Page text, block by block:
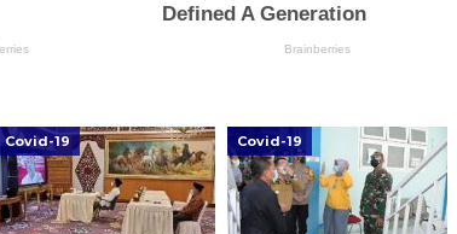
Covid-19 Covid-19